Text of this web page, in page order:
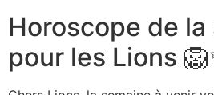
Horoscope de la
pour les Lions